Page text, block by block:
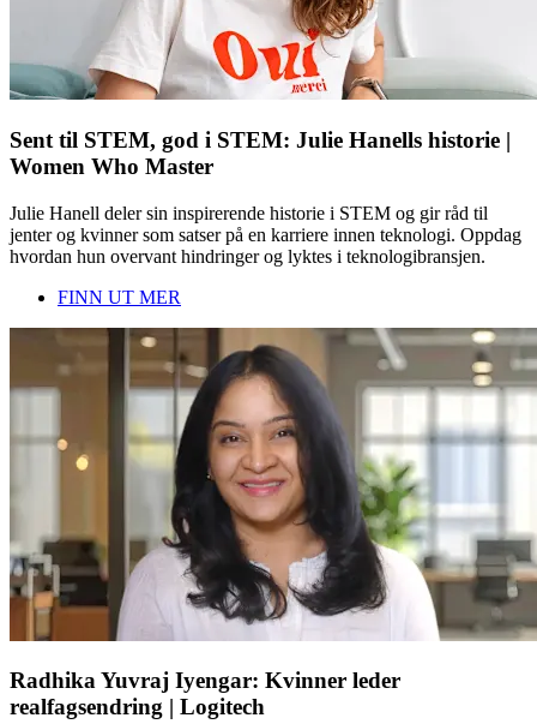
Sent til STEM, god i STEM: Julie Hanells historie |
Women Who Master
Julie Hanell deler sin inspirerende historie i STEM og gir råd til
jenter og kvinner som satser på en karriere innen teknologi. Oppdag
hvordan hun overvant hindringer og lyktes i teknologibransjen.
FINN UT MER
Radhika Yuvraj Iyengar: Kvinner leder
realfagsendring | Logitech